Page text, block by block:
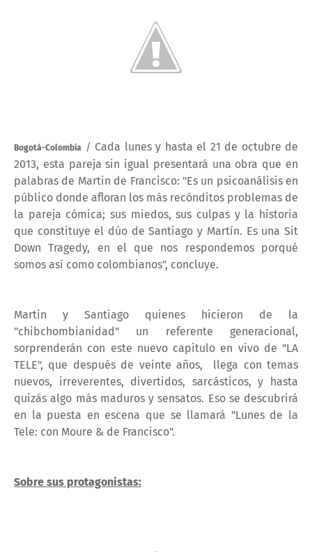
Bogotá-Colombia / Cada lunes y hasta el 21 de octubre de
2013, esta pareja sin igual presentará una obra que en
palabras de Martin de Francisco: "Es un psicoanálisis en
público donde afloran los más recónditos problemas de
la pareja cómica; sus miedos, sus culpas y la historia
que constituye el dúo de Santiago y Martín. Es una Sit
Down Tragedy, en el que nos respondemos porqué
somos así como colombianos", concluye.
Martin y Santiago quienes hicieron de la
"chibchombianidad" un referente generacional,
sorprenderán con este nuevo capitulo en vivo de "LA
TELE", que después de veinte años, llega con temas
nuevos, irreverentes, divertidos, sarcásticos, y hasta
quizás algo más maduros y sensatos. Eso se descubrirá
en la puesta en escena que se llamará "Lunes de la
Tele: con Moure & de Francisco".
Sobre sus protagonistas: